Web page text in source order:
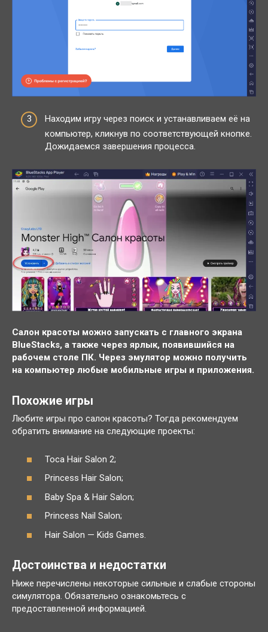
Находим игру через поиск и устанавливаем её на
компьютер, кликнув по соответствующей кнопке.
Дожидаемся завершения процесса.
Салон красоты можно запускать с главного экрана
BlueStacks, а также через ярлык, появившийся на
рабочем столе ПК. Через эмулятор можно получить
на компьютер любые мобильные игры и приложения.
Похожие игры
Любите игры про салон красоты? Тогда рекомендуем
обратить внимание на следующие проекты:
Toca Hair Salon 2;
Princess Hair Salon;
Baby Spa & Hair Salon;
Princess Nail Salon;
Hair Salon — Kids Games.
Достоинства и недостатки
Ниже перечислены некоторые сильные и слабые стороны
симулятора. Обязательно ознакомьтесь с
предоставленной информацией.